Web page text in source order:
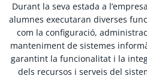
Durant la seva estada a
alumnes executaran diverses
com la configuració,
manteniment de sistemes
garantint la funcionalitat i la
dels recursos i serveis del